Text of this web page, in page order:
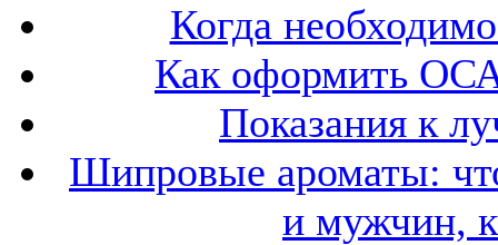
Когда
Как оформить
Показания к
Шипровые ароматы:
и мужчин,